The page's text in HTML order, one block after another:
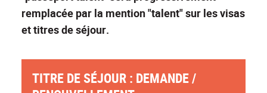
remplacée par la mention "talent" sur les visas
et titres de séjour.
TITRE DE SÉJOUR : DEMANDE /